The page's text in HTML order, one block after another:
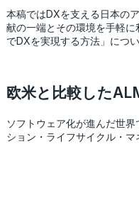
本稿ではDXを支える日本の
献の一端とその環境を手軽
でDXを実現する方法」につ
欧米と比較した
ソフトウェア化が進んだ世
ション・ライフサイクル・マ